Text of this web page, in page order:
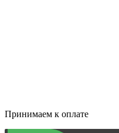
Принимаем к оплате